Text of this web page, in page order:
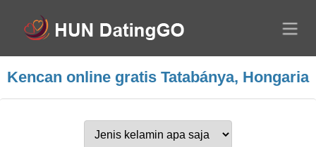
Kencan online gratis Tatabánya, Hongaria